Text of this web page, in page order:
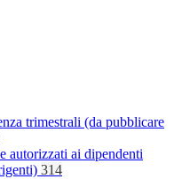
trimestrali (da pubblicare
autorizzati ai dipendenti
314